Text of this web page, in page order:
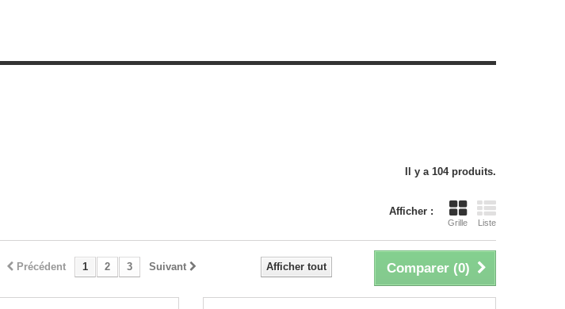
Il y a 104 produits.
Afficher :
Grille Liste
Comparer (0)
Afficher tout
Précédent 1 2 3 Suivant